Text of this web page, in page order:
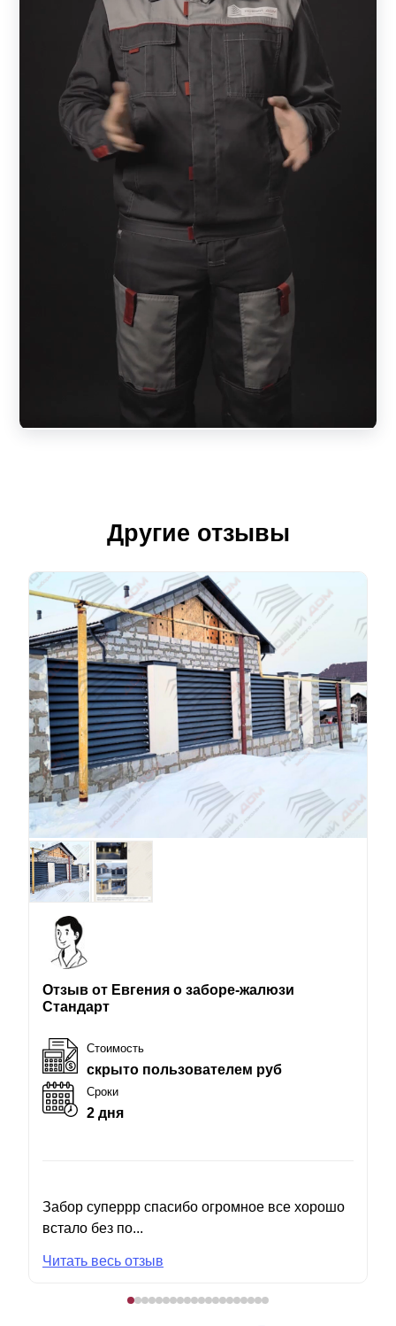
Другие отзывы
Отзыв от Евгения о заборе-жалюзи
Стандарт
Стоимость
скрыто пользователем руб
Сроки
2 дня
Забор суперрр спасибо огромное все хорошо
встало без по...
Читать весь отзыв